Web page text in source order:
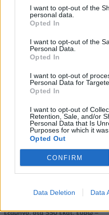
I want to opt-out of the
personal data.
Opted In
I want to opt-out of the
Personal Data.
Opted In
I want to opt-out of
Personal Data for
Opted In
I want to opt-out of
Retention, Sale, and/or
Personal Data that Is
Purposes for which it was
Opted Out
CONFIRM
Data Deletion Data
Η Toyota φέρνει νέα γενιά
μπαταριών για τα υβριδικά της
Νέο Audi A2 e-tron με στόχο την
μεταγραφή ο Τζος Σάρμα (vid)
ΕΛΣΤΑΤ: Στο 3,4% υποχώρησε ο
εξάμηνο, στα 550 εκατ. ευρώ –